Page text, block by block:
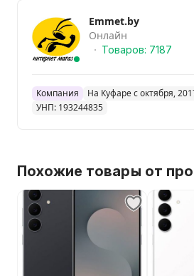
Emmet.by
Онлайн
Товаров: 7187
Компания На Куфаре с октября,
УНП: 193244835
Похожие товары от